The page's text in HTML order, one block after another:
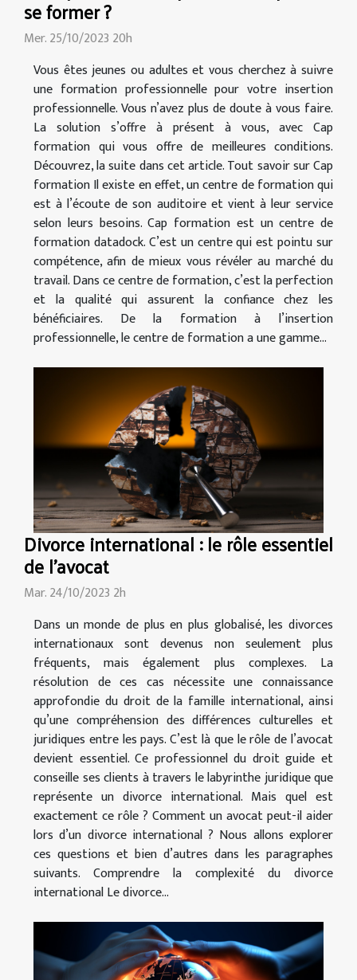
se former ?
Mer. 25/10/2023 20h
Vous êtes jeunes ou adultes et vous cherchez à suivre
une formation professionnelle pour votre insertion
professionnelle. Vous n’avez plus de doute à vous faire.
La solution s’offre à présent à vous, avec Cap
formation qui vous offre de meilleures conditions.
Découvrez, la suite dans cet article. Tout savoir sur Cap
formation Il existe en effet, un centre de formation qui
est à l’écoute de son auditoire et vient à leur service
selon leurs besoins. Cap formation est un centre de
formation datadock. C’est un centre qui est pointu sur
compétence, afin de mieux vous révéler au marché du
travail. Dans ce centre de formation, c’est la perfection
et la qualité qui assurent la confiance chez les
bénéficiaires. De la formation à l’insertion
professionnelle, le centre de formation a une gamme...
Divorce international : le rôle essentiel
de l'avocat
Mar. 24/10/2023 2h
Dans un monde de plus en plus globalisé, les divorces
internationaux sont devenus non seulement plus
fréquents, mais également plus complexes. La
résolution de ces cas nécessite une connaissance
approfondie du droit de la famille international, ainsi
qu’une compréhension des différences culturelles et
juridiques entre les pays. C’est là que le rôle de l’avocat
devient essentiel. Ce professionnel du droit guide et
conseille ses clients à travers le labyrinthe juridique que
représente un divorce international. Mais quel est
exactement ce rôle ? Comment un avocat peut-il aider
lors d’un divorce international ? Nous allons explorer
ces questions et bien d’autres dans les paragraphes
suivants. Comprendre la complexité du divorce
international Le divorce...